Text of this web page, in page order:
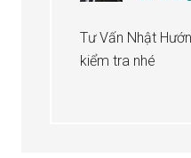
Tư Vấn Nhật
kiểm tra nhé